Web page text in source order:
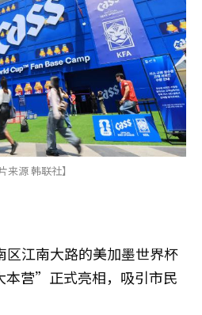
来源 韩联社】
区江南大路的美加墨世界杯
本营”正式亮相，吸引市民